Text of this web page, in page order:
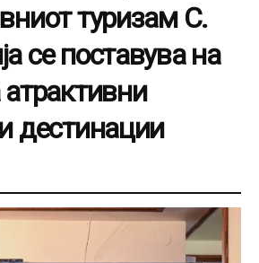
туризам С.
се поставува на
дестинации